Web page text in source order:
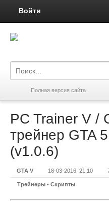
Войти
Полная версия сайта
PC Trainer V
трейнер GTA
(v1.0.6)
GTA V 18-03-2016, 21:10
Трейнеры • Скрипты